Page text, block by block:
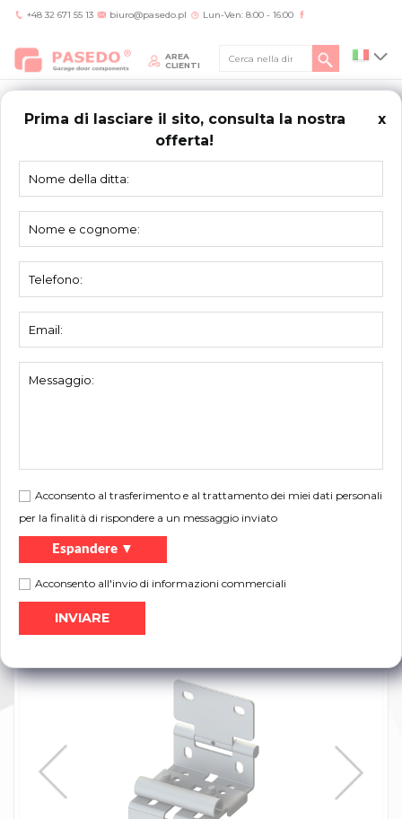
+48 32 671 55 13 biuro@pasedo.pl Lun-Ven: 8:00 - 16:00
AREA
CLIENTI
Prima di lasciare il sito, consulta la nostra
offerta!
x
Acconsento al trasferimento e al trattamento dei miei dati personali
per la finalità di rispondere a un messaggio inviato
Espandere ▼
Acconsento all'invio di informazioni commerciali
Home/Prodotti/Cerniere
pannello EPCO 42207035-EP
CERNIERE
42207035-EP
Unità:
pezzo
Imballo:
Dimensioni:
161 mm x 70 mm x 2 mm
Descrizione:
per portoni residenziali per pannello EPCO
Volantino:
Stampa